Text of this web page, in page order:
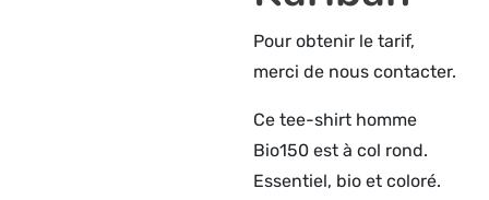
Pour obtenir le tarif,
merci de nous contacter.
Ce tee-shirt homme
Bio150 est à col rond.
Essentiel, bio et coloré.